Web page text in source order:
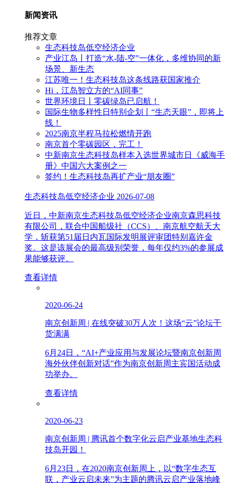
新闻资讯
推荐文章
生态科技岛低空经济企业
产业江岛丨打造“水-陆-空”一体化，多维协同的新
场景、新生态
江苏唯一！生态科技岛这条线路获国家推介
Hi，江岛智立方的“AI同事”
世界环境日丨零碳绿岛已启航！
国际生物多样性日特别企划丨“生态天眼”，即将上
线！
2025南京半程马拉松燃情开跑
南京首个零碳园区，完工！
中新南京生态科技岛样本入选世界城市日《威海手
册》中国六大案例之一
签约！生态科技岛再扩产业“朋友圈”
生态科技岛低空经济企业 2026-07-08
近日，中新南京生态科技岛低空经济企业南京森思科技
有限公司，联合中国船级社（CCS）、南京航空航天大
学，斩获第51届日内瓦国际发明展评审团特别嘉许金
奖。这是该展会的最高级别荣誉，每年仅约3%的参展成
果能够获评。
查看详情
2020-06-24
南京创新周 | 在线突破30万人次！这场“云”论坛干
货满满
6月24日，“AI+产业应用与发展论坛暨南京创新周
海外伙伴创新对话”作为南京创新周主宾国活动成
功举办。
查看详情
2020-06-23
南京创新周 | 腾讯首个数字化云启产业基地生态科
技岛开园！
6月23日，在2020南京创新周上，以“数字生态互
联，产业云启未来”为主题的腾讯云启产业落地峰